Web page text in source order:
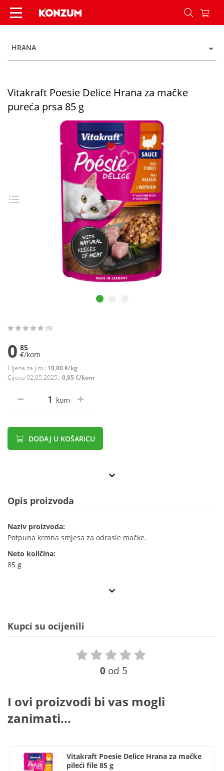
Vitakraft Poesie Delice Hrana za mačke pureća
HRANA
Vitakraft Poesie Delice Hrana za mačke
pureća prsa 85 g
(0)
0 85
€/kom
Cijena za j.m.: 10,00 €/kg
Cijena 02.05.2025.: 0,85 €/kom
kom
DODAJ U KOŠARICU
Opis proizvoda
Naziv proizvoda:
Potpuna krmna smjesa za odrasle mačke.
Neto količina:
85 g
Kupci su ocijenili
0 od 5
I ovi proizvodi bi vas mogli
zanimati...
Vitakraft Poesie Delice Hrana za mačke
pileći file 85 g